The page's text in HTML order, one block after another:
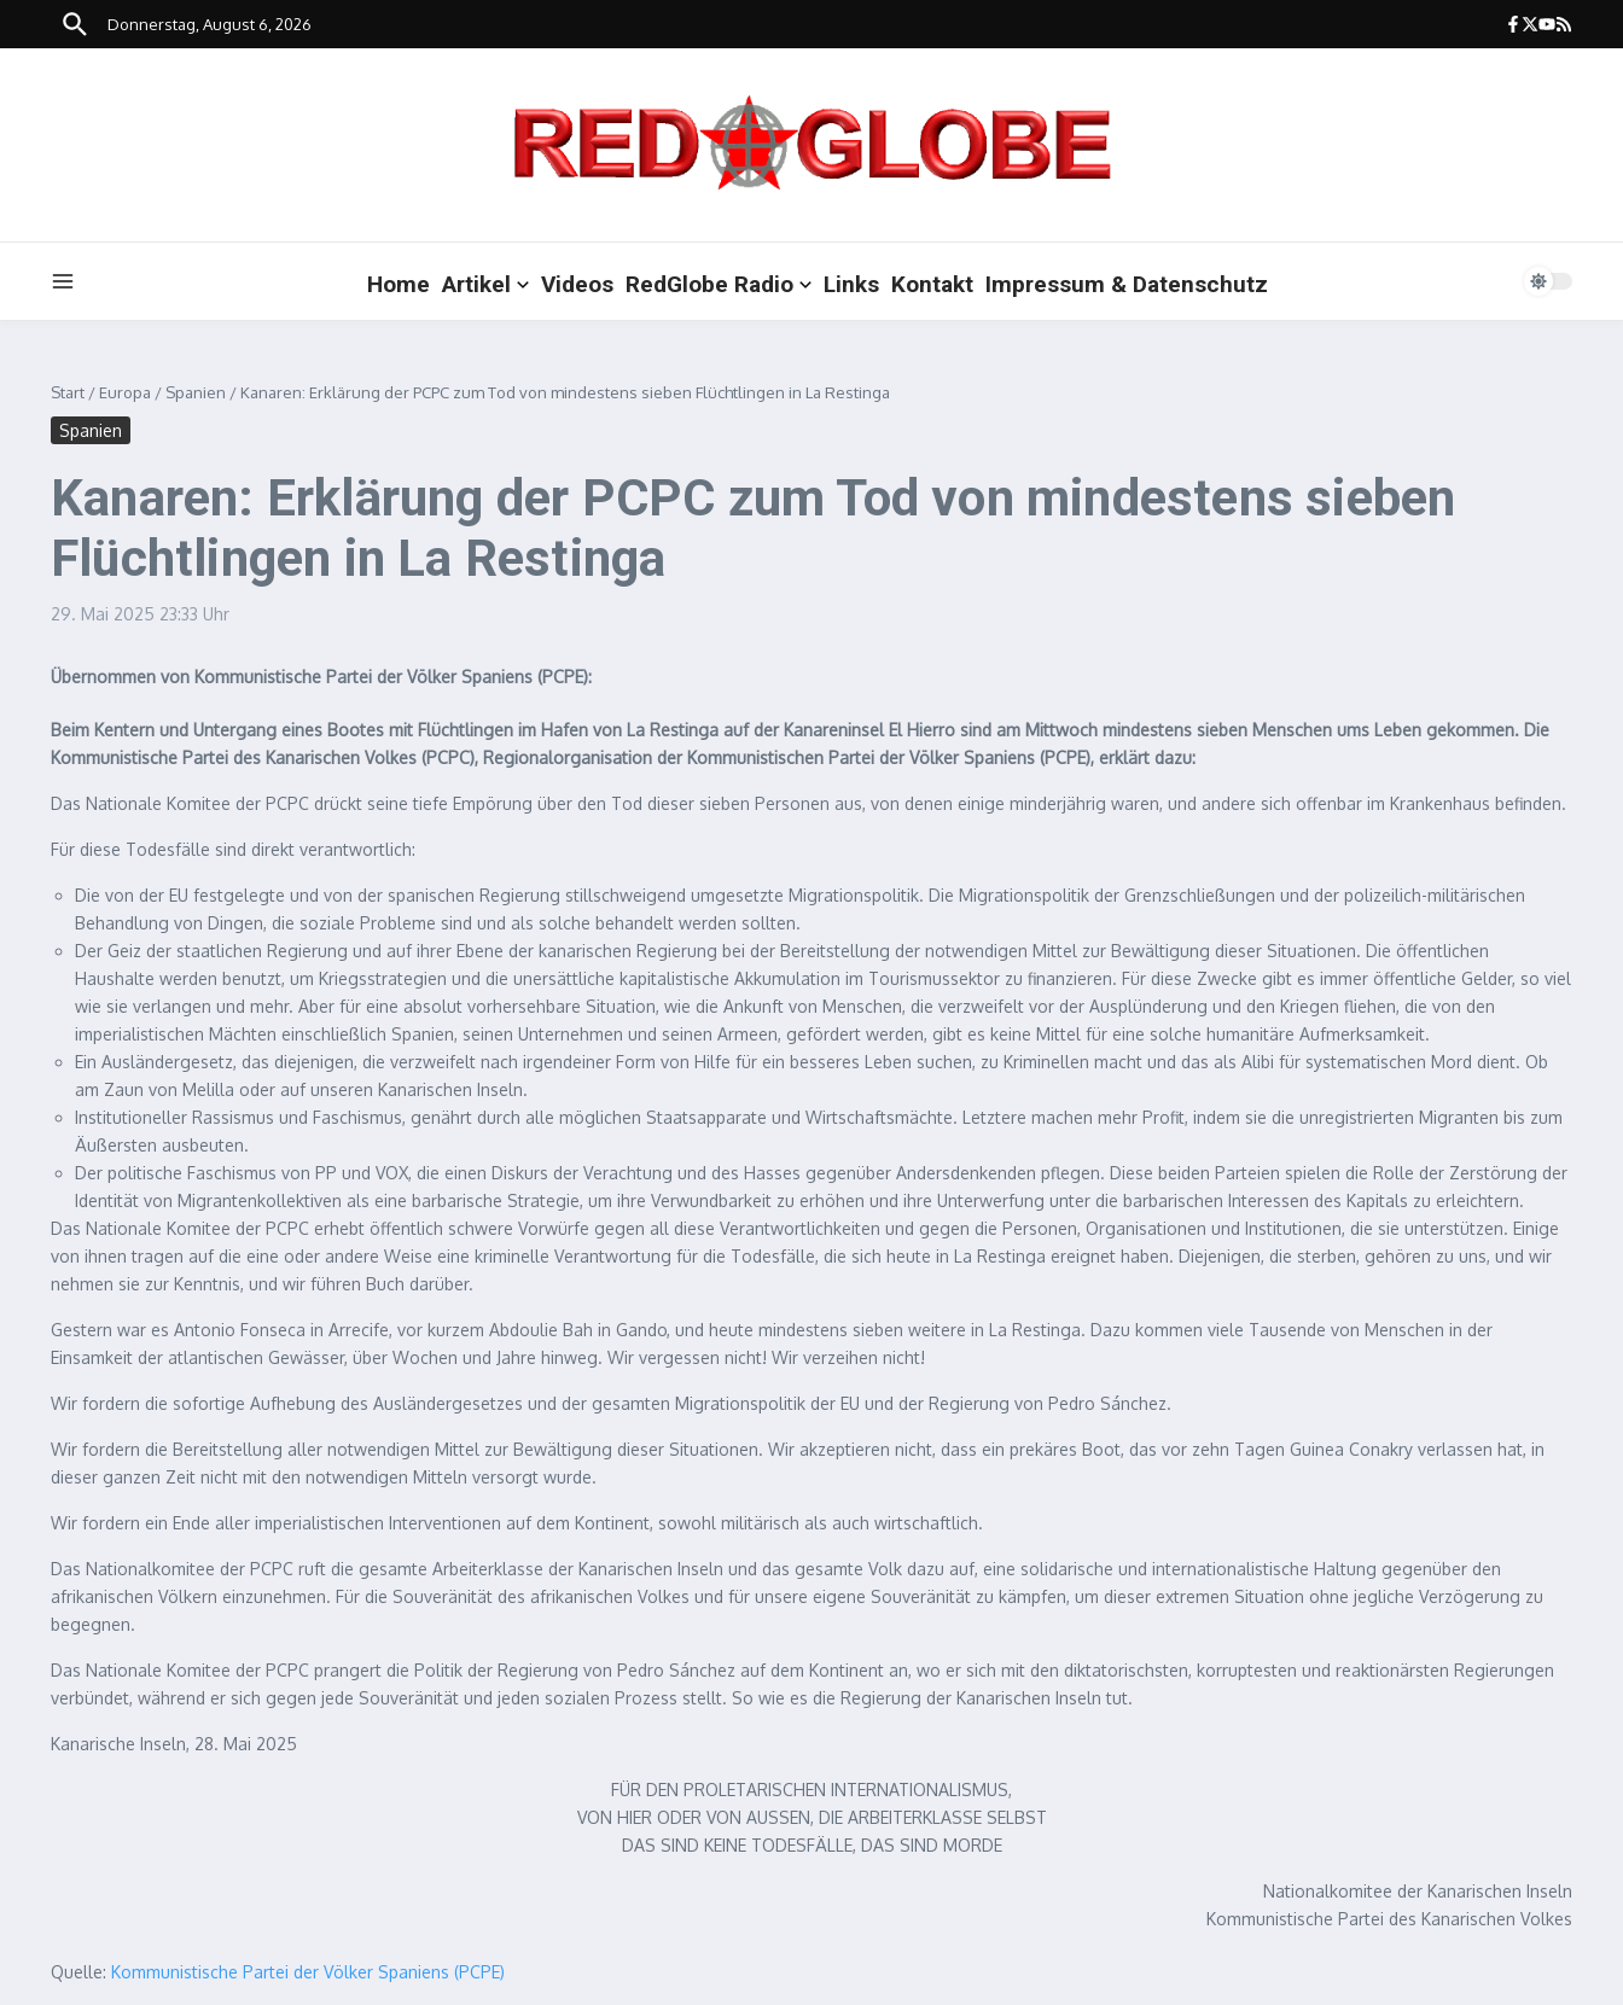
Zum Inhalt springen
Donnerstag, August 6, 2026
Home Artikel Videos RedGlobe Radio Links Kontakt Impressum & Datenschutz
Start / Europa / Spanien / Kanaren: Erklärung der PCPC zum Tod von mindestens sieben Flüchtlingen in La Restinga
Spanien
Kanaren: Erklärung der PCPC zum Tod von mindestens sieben
Flüchtlingen in La Restinga
29. Mai 2025 23:33 Uhr
Übernommen von Kommunistische Partei der Völker Spaniens (PCPE):
Beim Kentern und Untergang eines Bootes mit Flüchtlingen im Hafen von La Restinga auf der Kanareninsel El Hierro sind am Mittwoch mindestens sieben Menschen ums Leben gekommen. Die
Kommunistische Partei des Kanarischen Volkes (PCPC), Regionalorganisation der Kommunistischen Partei der Völker Spaniens (PCPE), erklärt dazu:
Das Nationale Komitee der PCPC drückt seine tiefe Empörung über den Tod dieser sieben Personen aus, von denen einige minderjährig waren, und andere sich offenbar im Krankenhaus befinden.
Für diese Todesfälle sind direkt verantwortlich:
Die von der EU festgelegte und von der spanischen Regierung stillschweigend umgesetzte Migrationspolitik. Die Migrationspolitik der Grenzschließungen und der polizeilich-militärischen
Behandlung von Dingen, die soziale Probleme sind und als solche behandelt werden sollten.
Der Geiz der staatlichen Regierung und auf ihrer Ebene der kanarischen Regierung bei der Bereitstellung der notwendigen Mittel zur Bewältigung dieser Situationen. Die öffentlichen
Haushalte werden benutzt, um Kriegsstrategien und die unersättliche kapitalistische Akkumulation im Tourismussektor zu finanzieren. Für diese Zwecke gibt es immer öffentliche Gelder, so viel
wie sie verlangen und mehr. Aber für eine absolut vorhersehbare Situation, wie die Ankunft von Menschen, die verzweifelt vor der Ausplünderung und den Kriegen fliehen, die von den
imperialistischen Mächten einschließlich Spanien, seinen Unternehmen und seinen Armeen, gefördert werden, gibt es keine Mittel für eine solche humanitäre Aufmerksamkeit.
Ein Ausländergesetz, das diejenigen, die verzweifelt nach irgendeiner Form von Hilfe für ein besseres Leben suchen, zu Kriminellen macht und das als Alibi für systematischen Mord dient. Ob
am Zaun von Melilla oder auf unseren Kanarischen Inseln.
Institutioneller Rassismus und Faschismus, genährt durch alle möglichen Staatsapparate und Wirtschaftsmächte. Letztere machen mehr Profit, indem sie die unregistrierten Migranten bis zum
Äußersten ausbeuten.
Der politische Faschismus von PP und VOX, die einen Diskurs der Verachtung und des Hasses gegenüber Andersdenkenden pflegen. Diese beiden Parteien spielen die Rolle der Zerstörung der
Identität von Migrantenkollektiven als eine barbarische Strategie, um ihre Verwundbarkeit zu erhöhen und ihre Unterwerfung unter die barbarischen Interessen des Kapitals zu erleichtern.
Das Nationale Komitee der PCPC erhebt öffentlich schwere Vorwürfe gegen all diese Verantwortlichkeiten und gegen die Personen, Organisationen und Institutionen, die sie unterstützen. Einige
von ihnen tragen auf die eine oder andere Weise eine kriminelle Verantwortung für die Todesfälle, die sich heute in La Restinga ereignet haben. Diejenigen, die sterben, gehören zu uns, und wir
nehmen sie zur Kenntnis, und wir führen Buch darüber.
Gestern war es Antonio Fonseca in Arrecife, vor kurzem Abdoulie Bah in Gando, und heute mindestens sieben weitere in La Restinga. Dazu kommen viele Tausende von Menschen in der
Einsamkeit der atlantischen Gewässer, über Wochen und Jahre hinweg. Wir vergessen nicht! Wir verzeihen nicht!
Wir fordern die sofortige Aufhebung des Ausländergesetzes und der gesamten Migrationspolitik der EU und der Regierung von Pedro Sánchez.
Wir fordern die Bereitstellung aller notwendigen Mittel zur Bewältigung dieser Situationen. Wir akzeptieren nicht, dass ein prekäres Boot, das vor zehn Tagen Guinea Conakry verlassen hat, in
dieser ganzen Zeit nicht mit den notwendigen Mitteln versorgt wurde.
Wir fordern ein Ende aller imperialistischen Interventionen auf dem Kontinent, sowohl militärisch als auch wirtschaftlich.
Das Nationalkomitee der PCPC ruft die gesamte Arbeiterklasse der Kanarischen Inseln und das gesamte Volk dazu auf, eine solidarische und internationalistische Haltung gegenüber den
afrikanischen Völkern einzunehmen. Für die Souveränität des afrikanischen Volkes und für unsere eigene Souveränität zu kämpfen, um dieser extremen Situation ohne jegliche Verzögerung zu
begegnen.
Das Nationale Komitee der PCPC prangert die Politik der Regierung von Pedro Sánchez auf dem Kontinent an, wo er sich mit den diktatorischsten, korruptesten und reaktionärsten Regierungen
verbündet, während er sich gegen jede Souveränität und jeden sozialen Prozess stellt. So wie es die Regierung der Kanarischen Inseln tut.
Kanarische Inseln, 28. Mai 2025
FÜR DEN PROLETARISCHEN INTERNATIONALISMUS,
VON HIER ODER VON AUSSEN, DIE ARBEITERKLASSE SELBST
DAS SIND KEINE TODESFÄLLE, DAS SIND MORDE
Nationalkomitee der Kanarischen Inseln
Kommunistische Partei des Kanarischen Volkes
Quelle: Kommunistische Partei der Völker Spaniens (PCPE)